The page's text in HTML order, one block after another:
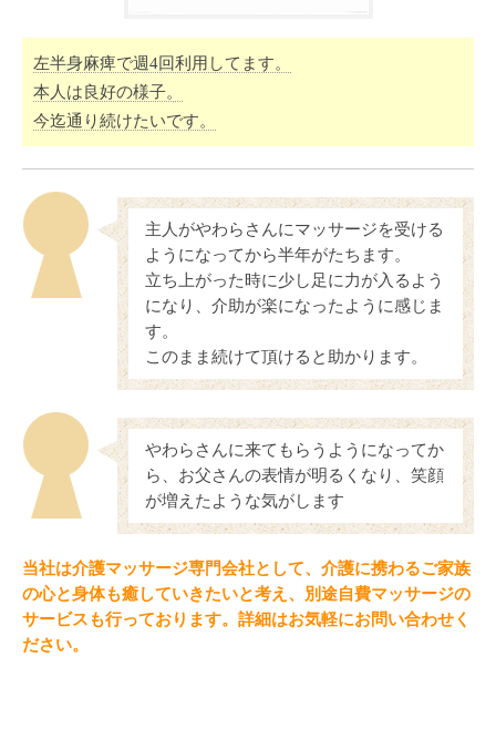
左半身麻痺で週4回利用してます。
本人は良好の様子。
今迄通り続けたいです。
主人がやわらさんにマッサージを受ける
ようになってから半年がたちます。
立ち上がった時に少し足に力が入るよう
になり、介助が楽になったように感じま
す。
このまま続けて頂けると助かります。
やわらさんに来てもらうようになってか
ら、お父さんの表情が明るくなり、笑顔
が増えたような気がします
当社は介護マッサージ専門会社として、介護に携わるご家族
の心と身体も癒していきたいと考え、別途自費マッサージの
サービスも行っております。詳細はお気軽にお問い合わせく
ださい。